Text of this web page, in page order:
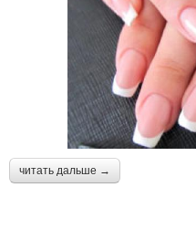
читать дальше →